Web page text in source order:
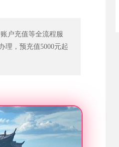
户充值等全流程服
理，预充值5000元起